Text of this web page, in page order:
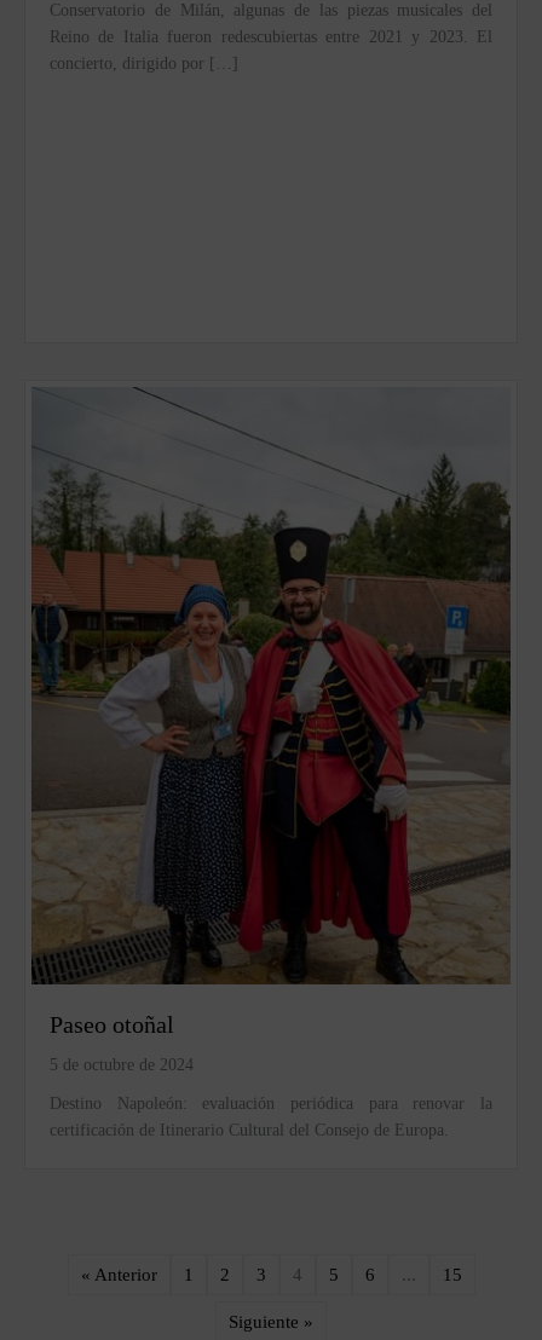
Conservatorio de Milán, algunas de las piezas musicales del
Reino de Italia fueron redescubiertas entre 2021 y 2023. El
concierto, dirigido por […]
Paseo otoñal
5 de octubre de 2024
Destino Napoleón: evaluación periódica para renovar la
certificación de Itinerario Cultural del Consejo de Europa.
« Anterior 1 2 3 4 5 6 ... 15
Siguiente »